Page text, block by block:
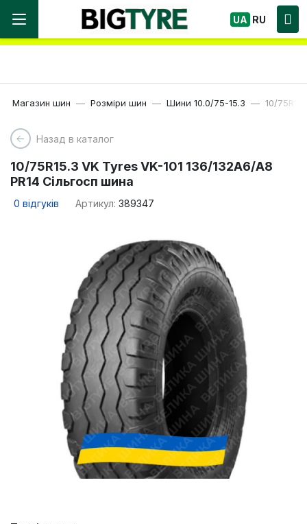
Ми працюємо! Великий вибір Шин, швидка
доставка по Україні!
UA RU
Магазин шин Розміри шин Шини 10.0/75-15.3 10/
Назад в каталог
10/75R15.3 VK Tyres VK-101 136/132A6/A8
PR14 Сільгосп шина
0 відгуків Артикул: 389347